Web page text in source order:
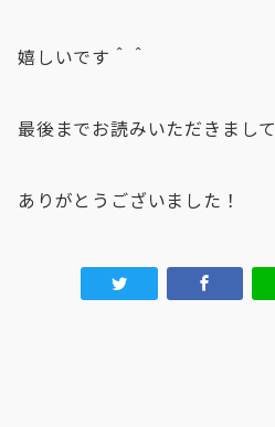
嬉しいです＾＾
最後までお読みいただきまして
ありがとうございました！